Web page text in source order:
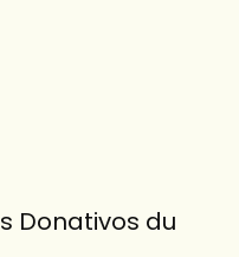
Donativos du